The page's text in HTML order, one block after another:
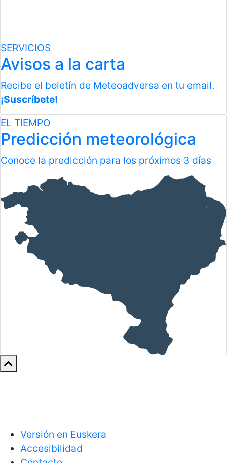
SERVICIOS
Avisos a la carta
Recibe el boletín de Meteoadversa en tu email.
¡Suscríbete!
EL TIEMPO
Predicción meteorológica
Conoce la predicción para los próximos 3 días
Versión en Euskera
Accesibilidad